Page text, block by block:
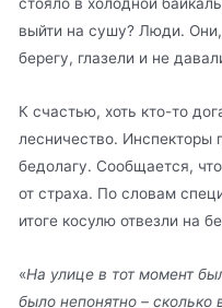
выйти на сушу? Люди.
берегу, глазели и не
К счастью, хоть кто-то
лесничество.
бедолагу. Сообщается,
от страха. По словам
итоге косулю отвезли на
«На улице в тот момент
было непонятно –